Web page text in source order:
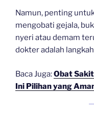
Namun, penting
mengobati gejala,
nyeri atau demam
dokter adalah
Baca Juga:Obat
Ini Pilihan yang